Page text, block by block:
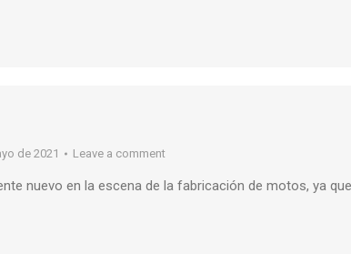
de 2021 Leave a comment
nuevo en la escena de la fabricación de motos, ya